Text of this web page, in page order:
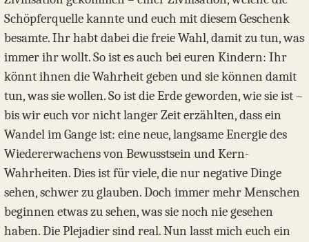
Schöpferquelle kannte und euch mit diesem Geschenk
besamte. Ihr habt dabei die freie Wahl, damit zu tun, was
immer ihr wollt. So ist es auch bei euren Kindern: Ihr
könnt ihnen die Wahrheit geben und sie können damit
tun, was sie wollen. So ist die Erde geworden, wie sie ist –
bis wir euch vor nicht langer Zeit erzählten, dass ein
Wandel im Gange ist: eine neue, langsame Energie des
Wiedererwachens von Bewusstsein und Kern-
Wahrheiten. Dies ist für viele, die nur negative Dinge
sehen, schwer zu glauben. Doch immer mehr Menschen
beginnen etwas zu sehen, was sie noch nie gesehen
haben. Die Plejadier sind real. Nun lasst mich euch ein